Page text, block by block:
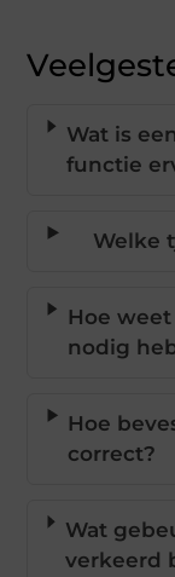
Wat is
functie
Welke
Hoe
nodig
Hoe
correct?
Wat
verkeerd